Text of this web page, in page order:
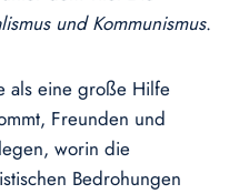
und Kommunismus.
als eine große Hilfe
Freunden und
worin die
Bedrohungen